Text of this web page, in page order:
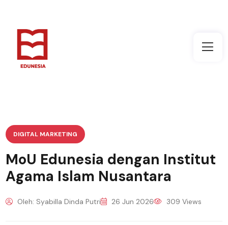
DIGITAL MARKETING
MoU Edunesia dengan Institut
Agama Islam Nusantara
Oleh: Syabilla Dinda Putri 26 Jun 2026 309 Views